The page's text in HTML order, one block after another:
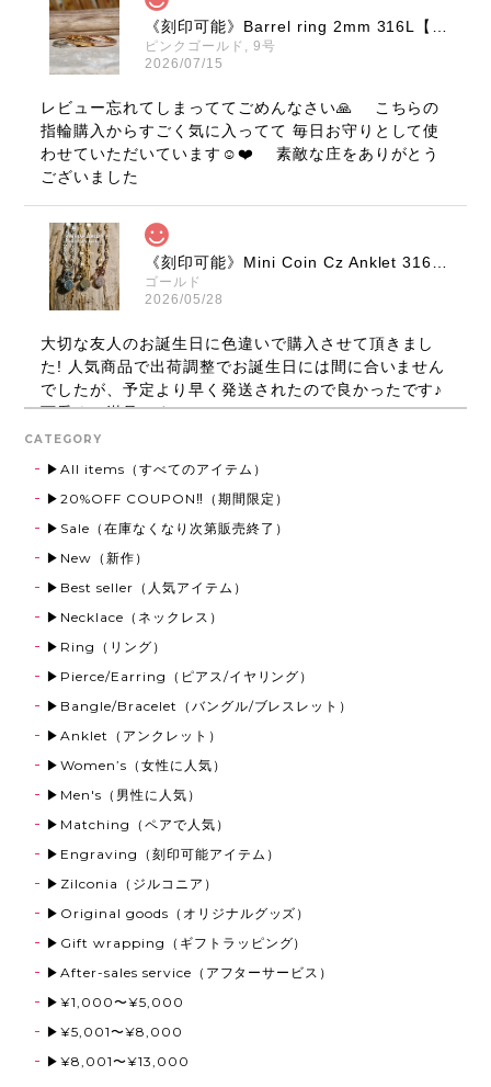
ピンクゴールド, 9号
2026/07/15
レビュー忘れてしまっててごめんなさい🙏 こちらの
指輪購入からすごく気に入ってて 毎日お守りとして使
わせていただいています☺️❤️ 素敵な庄をありがとう
ございました
ゴールド
2026/05/28
大切な友人のお誕生日に色違いで購入させて頂きまし
た! 人気商品で出荷調整でお誕生日には間に合いません
でしたが、予定より早く発送されたので良かったです♪
可愛くて満足です！
Round Ring 316L【Very's Hawaii】
2026/03/13
すごく良かったです。ありがとうございました。
ゴールド
2025/12/13
クリスマスプレゼントに購入させて頂きました！ めち
ゃくちゃ可愛くてとても喜んでいます。 ペアで買った
のでまだ渡せてませんが、喜んで貰えたら嬉しいな!!愛
用させて頂きます。ありがとうございました!!
2025/12/05
シルバー,21号
2025/08/22
CATEGORY
▶All items（すべてのアイテム）
▶20%OFF COUPON‼（期間限定）
▶Sale（在庫なくなり次第販売終了）
▶New（新作）
▶Best seller（人気アイテム）
▶Necklace（ネックレス）
▶Ring（リング）
▶Pierce/Earring（ピアス/イヤリング）
▶Bangle/Bracelet（バングル/ブレスレット）
▶Anklet（アンクレット）
▶Women’s（女性に人気）
▶Men's（男性に人気）
▶Matching（ペアで人気）
▶Engraving（刻印可能アイテム）
▶Zilconia（ジルコニア）
▶Original goods（オリジナルグッズ）
▶Gift wrapping（ギフトラッピング）
▶After-sales service（アフターサービス）
▶¥1,000〜¥5,000
▶¥5,001〜¥8,000
▶¥8,001〜¥13,000